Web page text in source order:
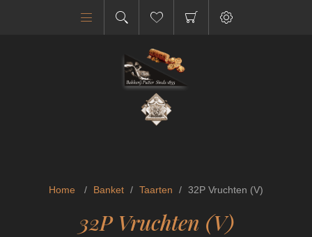
Home / Banket / Taarten / 32P Vruchten (V)
32P Vruchten (V)